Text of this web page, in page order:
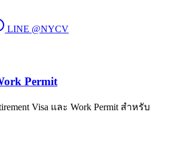
LINE @NYCV
Permit
Visa และ Work Permit สำหรับ